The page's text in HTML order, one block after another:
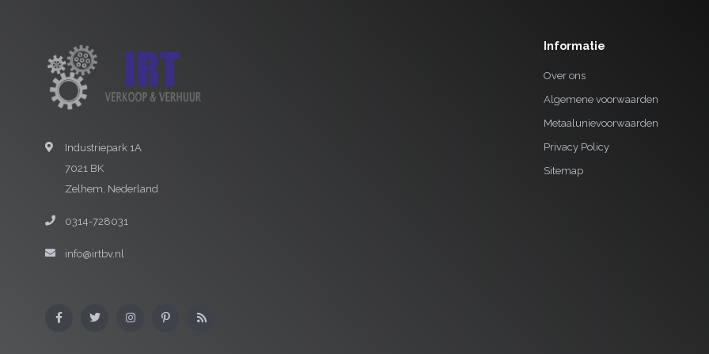
Industriepark 1A
7021 BK
Zelhem, Nederland
0314-728031
info@irtbv.nl
Informatie
Over ons
Algemene voorwaarden
Metaalunievoorwaarden
Privacy Policy
Sitemap